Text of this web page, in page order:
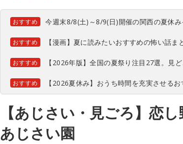
おすすめ 今週末8/8(土)～8/9(日)開催の関西の夏休
おすすめ 【漫画】夏に読みたいおすすめの怖い話ま
おすすめ 【2026年版】全国の夏祭り注目27選。見
おすすめ 【2026夏休み】おうち時間を充実させる
【あじさい・見ごろ】恋
あじさい園